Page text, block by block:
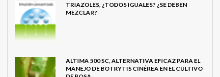
TRIAZOLES, ¿TODOS IGUALES? ¿SE DEBEN
MEZCLAR?
ALTIMA 500 SC, ALTERNATIVA EFICAZ PARA EL
MANEJO DE BOTRYTIS CINÉREA EN EL CULTIVO